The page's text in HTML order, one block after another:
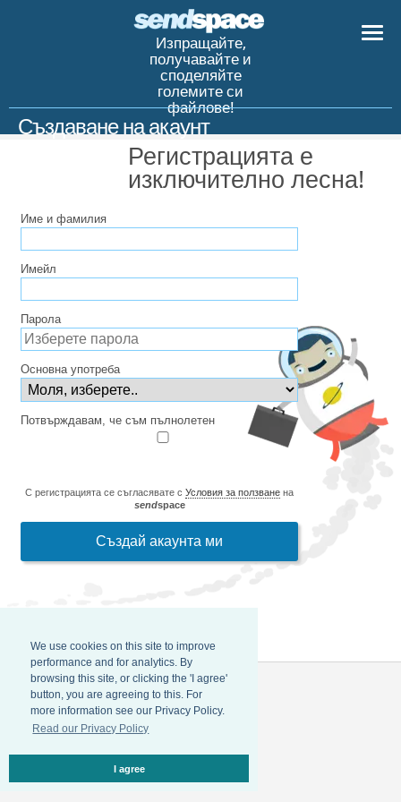
We use cookies on this site to improve
performance and for analytics. By
browsing this site, or clicking the 'I agree'
button, you are agreeing to this. For
more information see our Privacy Policy.
Read our Privacy Policy
I agree
Изпращайте,
получавайте и
споделяйте
големите си
файлове!
Създаване на акаунт
Регистрацията е
изключително лесна!
Име и фамилия
Имейл
Парола
Основна употреба
Потвърждавам, че съм пълнолетен
С регистрацията се съгласявате с Условия за ползване на
sendspace